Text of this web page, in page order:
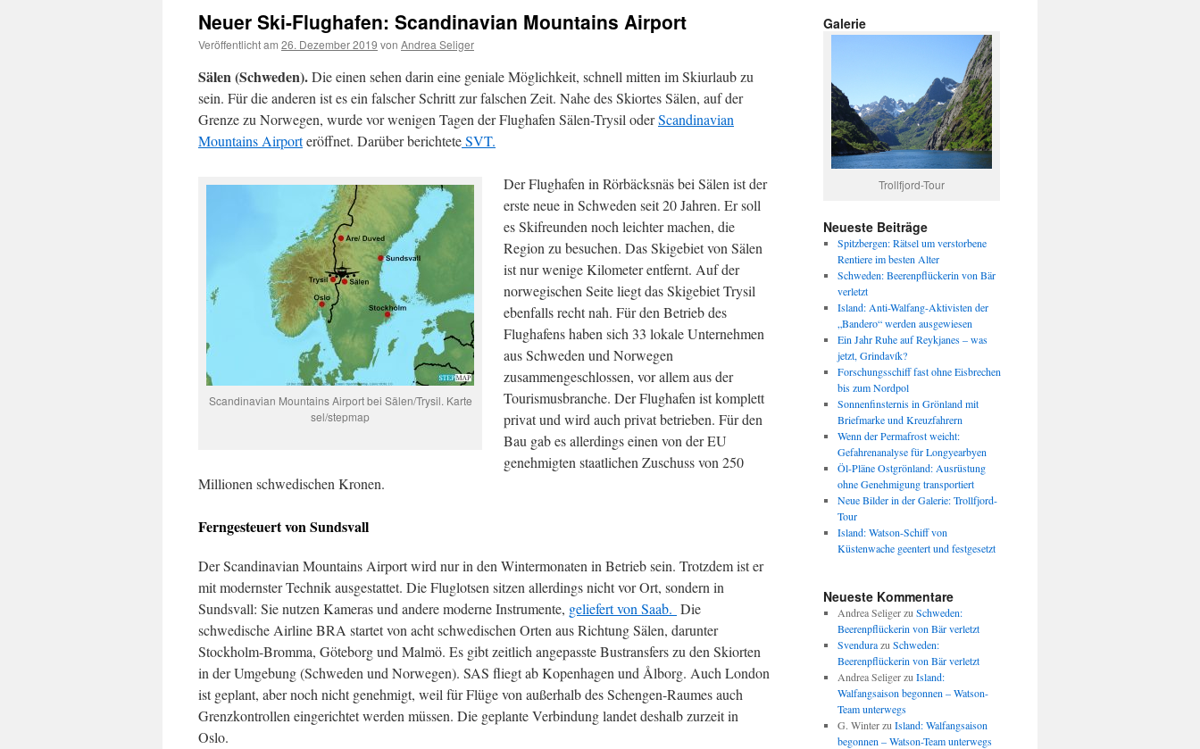
Neuer Ski-Flughafen: Scandinavian Mountains Airport
Veröffentlicht am 26. Dezember 2019 von Andrea Seliger
Sälen (Schweden).Die einen sehen darin eine geniale Möglichkeit, schnell mitten im Skiurlaub zu
sein. Für die anderen ist es ein falscher Schritt zur falschen Zeit. Nahe des Skiortes Sälen, auf der
Grenze zu Norwegen, wurde vor wenigen Tagen der Flughafen Sälen-Trysil oderScandinavian
Mountains Airporteröffnet. Darüber berichteteSVT.
Scandinavian Mountains Airport bei Sälen/Trysil. Karte
sel/stepmap
Der Flughafen in Rörbäcksnäs bei Sälen ist der
erste neue in Schweden seit 20 Jahren. Er soll
es Skifreunden noch leichter machen, die
Region zu besuchen. Das Skigebiet von Sälen
ist nur wenige Kilometer entfernt. Auf der
norwegischen Seite liegt das Skigebiet Trysil
ebenfalls recht nah. Für den Betrieb des
Flughafens haben sich 33 lokale Unternehmen
aus Schweden und Norwegen
zusammengeschlossen, vor allem aus der
Tourismusbranche. Der Flughafen ist komplett
privat und wird auch privat betrieben. Für den
Bau gab es allerdings einen von der EU
genehmigten staatlichen Zuschuss von 250
Millionen schwedischen Kronen.
Ferngesteuert von Sundsvall
Der Scandinavian Mountains Airport wird nur in den Wintermonaten in Betrieb sein. Trotzdem ist er
mit modernster Technik ausgestattet. Die Fluglotsen sitzen allerdings nicht vor Ort, sondern in
Sundsvall: Sie nutzen Kameras und andere moderne Instrumente, geliefert von Saab. Die
schwedische Airline BRA startet von acht schwedischen Orten aus Richtung Sälen, darunter
Stockholm-Bromma, Göteborg und Malmö. Es gibt zeitlich angepasste Bustransfers zu den Skiorten
in der Umgebung (Schweden und Norwegen). SAS fliegt ab Kopenhagen und Ålborg. Auch London
ist geplant, aber noch nicht genehmigt, weil für Flüge von außerhalb des Schengen-Raumes auch
Grenzkontrollen eingerichtet werden müssen. Die geplante Verbindung landet deshalb zurzeit in
Oslo.
Galerie
Trollfjord-Tour
Neueste Beiträge
Spitzbergen: Rätsel um verstorbene
Rentiere im besten Alter
Schweden: Beerenpflückerin von Bär
verletzt
Island: Anti-Walfang-Aktivisten der
„Bandero“ werden ausgewiesen
Ein Jahr Ruhe auf Reykjanes – was
jetzt, Grindavík?
Forschungsschiff fast ohne Eisbrechen
bis zum Nordpol
Sonnenfinsternis in Grönland mit
Briefmarke und Kreuzfahrern
Wenn der Permafrost weicht:
Gefahrenanalyse für Longyearbyen
Öl-Pläne Ostgrönland: Ausrüstung
ohne Genehmigung transportiert
Neue Bilder in der Galerie: Trollfjord-
Tour
Island: Watson-Schiff von
Küstenwache geentert und festgesetzt
Neueste Kommentare
Andrea Seligerzu Schweden:
Beerenpflückerin von Bär verletzt
Svendurazu Schweden:
Beerenpflückerin von Bär verletzt
Andrea Seligerzu Island:
Walfangsaison begonnen – Watson-
Team unterwegs
G. Winterzu Island: Walfangsaison
begonnen – Watson-Team unterwegs